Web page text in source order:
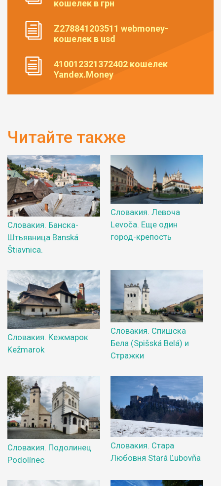
кошелек в грн
Z278841203511 webmoney-
кошелек в usd
410012321372402 кошелек
Yandex.Money
Читайте также
Словакия. Банска-
Штьявница Banská
Štiavnica.
Словакия. Левоча
Levoča. Еще один
город-крепость
Словакия. Кежмарок
Kežmarok
Словакия. Спишска
Бела (Spišská Belá) и
Стражки
Словакия. Подолинец
Podolínec
Словакия. Стара
Любовня Stará Ľubovňa